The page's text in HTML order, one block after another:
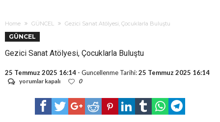
Home GÜNCEL Gezici Sanat Atölyesi, Çocuklarla Buluştu
GÜNCEL
Gezici Sanat Atölyesi, Çocuklarla Buluştu
25 Temmuz 2025 16:14 - Guncellenme Tarihi:25 Temmuz 2025 16:14
Gezici
Atölyesi,
Çocuklarla
yorumlar kapalı 0